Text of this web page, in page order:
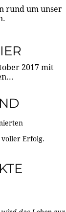
rund um unser
2017 mit
voller Erfolg.